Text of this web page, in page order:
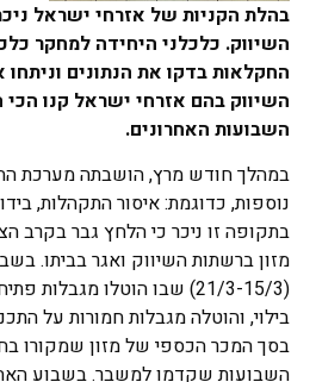
בהלת הקניות של אזרחי ישראל
השיווק. כלכלני היחידה למחקר
החקלאות בדקו את הנתונים
השיווק בהם אזרחי ישראל קנו
השבועות האחרונים.
במהלך חודש מרץ, הושבתה מערכת
נוספות, כדוגמת: איסור התקהלות,
בתקופה זו ניכר כי הלחץ גבר בקרב
מזון ברשתות השיווק ואגר בביתו.
(21/3-15/3) שבו הוטלו
בסך המכר הכספי של מזון שמקורו